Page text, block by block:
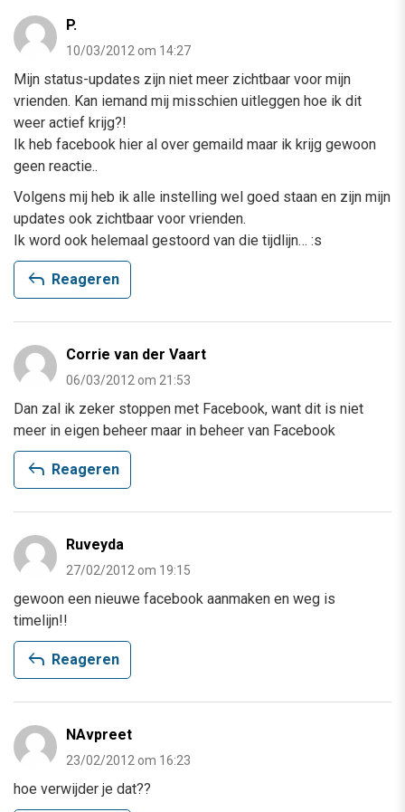
P.
10/03/2012 om 14:27
Mijn status-updates zijn niet meer zichtbaar voor mijn
vrienden. Kan iemand mij misschien uitleggen hoe ik dit
weer actief krijg?!
Ik heb facebook hier al over gemaild maar ik krijg gewoon
geen reactie..
Volgens mij heb ik alle instelling wel goed staan en zijn mijn
updates ook zichtbaar voor vrienden.
Ik word ook helemaal gestoord van die tijdlijn… :s
reply Reageren
Corrie van der Vaart
06/03/2012 om 21:53
Dan zal ik zeker stoppen met Facebook, want dit is niet
meer in eigen beheer maar in beheer van Facebook
reply Reageren
Ruveyda
27/02/2012 om 19:15
gewoon een nieuwe facebook aanmaken en weg is
timelijn!!
reply Reageren
NAvpreet
23/02/2012 om 16:23
hoe verwijder je dat??